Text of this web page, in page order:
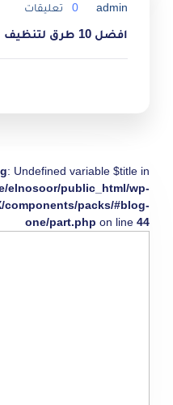
admin
0 تعليقات
افضل 10 طرق لتنظيف المكيف بالماء والخل
: Undefined variable $title in
elnosoor/public_html/wp-
components/packs/#blog-
one/part.php on line 44